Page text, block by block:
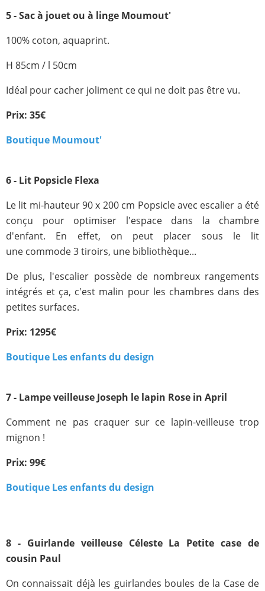
5 - Sac à jouet ou à linge Moumout'
100% coton, aquaprint.
H 85cm / l 50cm
Idéal pour cacher joliment ce qui ne doit pas être vu.
Prix: 35€
Boutique Moumout'
6 - Lit Popsicle Flexa
Le lit mi-hauteur 90 x 200 cm Popsicle avec escalier a été
conçu pour optimiser l'espace dans la chambre
d'enfant. En effet, on peut placer sous le lit
une commode 3 tiroirs, une bibliothèque...
De plus, l'escalier possède de nombreux rangements
intégrés et ça, c'est malin pour les chambres dans des
petites surfaces.
Prix: 1295€
Boutique Les enfants du design
7 - Lampe veilleuse Joseph le lapin Rose in April
Comment ne pas craquer sur ce lapin-veilleuse trop
mignon !
Prix: 99€
Boutique Les enfants du design
8 - Guirlande veilleuse Céleste La Petite case de
cousin Paul
On connaissait déjà les guirlandes boules de la Case de